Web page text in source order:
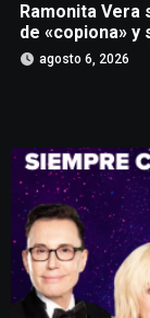
Ramonita
de «copiona»
agosto 6, 2026